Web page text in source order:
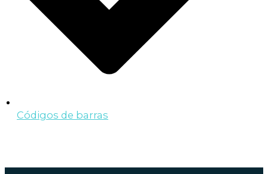
Códigos de barras